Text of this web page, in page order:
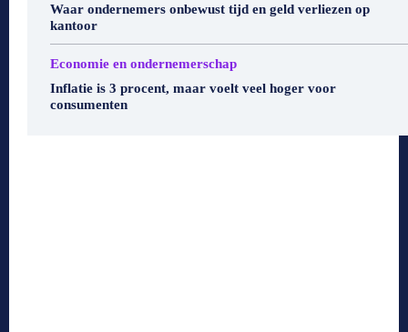
Waar ondernemers onbewust tijd en geld verliezen op
kantoor
Economie en ondernemerschap
Inflatie is 3 procent, maar voelt veel hoger voor
consumenten